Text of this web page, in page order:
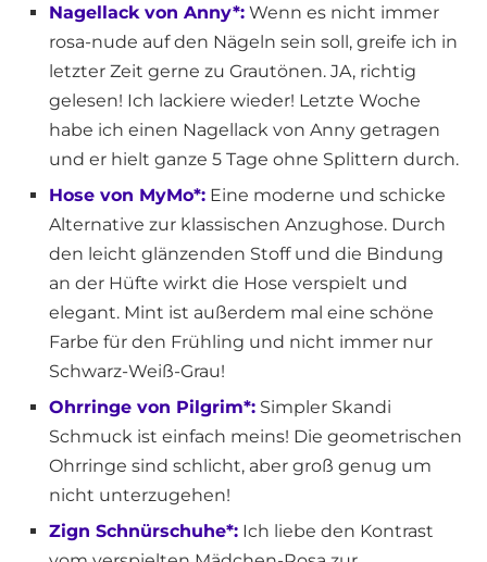
Nagellack von Anny*: Wenn es nicht immer
rosa-nude auf den Nägeln sein soll, greife ich in
letzter Zeit gerne zu Grautönen. JA, richtig
gelesen! Ich lackiere wieder! Letzte Woche
habe ich einen Nagellack von Anny getragen
und er hielt ganze 5 Tage ohne Splittern durch.
Hose von MyMo*: Eine moderne und schicke
Alternative zur klassischen Anzughose. Durch
den leicht glänzenden Stoff und die Bindung
an der Hüfte wirkt die Hose verspielt und
elegant. Mint ist außerdem mal eine schöne
Farbe für den Frühling und nicht immer nur
Schwarz-Weiß-Grau!
Ohrringe von Pilgrim*: Simpler Skandi
Schmuck ist einfach meins! Die geometrischen
Ohrringe sind schlicht, aber groß genug um
nicht unterzugehen!
Zign Schnürschuhe*: Ich liebe den Kontrast